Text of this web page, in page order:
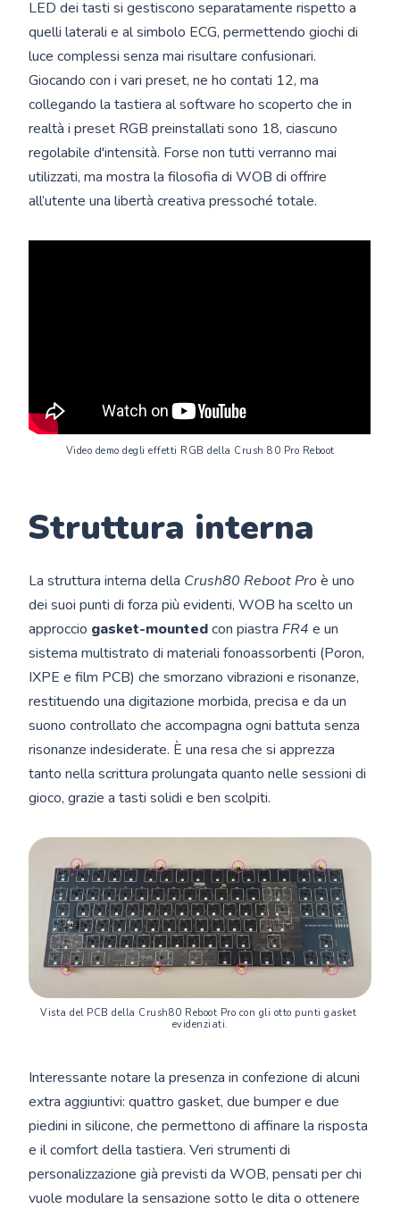
LED dei tasti si gestiscono separatamente rispetto a
quelli laterali e al simbolo ECG, permettendo giochi di
luce complessi senza mai risultare confusionari.
Giocando con i vari preset, ne ho contati 12, ma
collegando la tastiera al software ho scoperto che in
realtà i preset RGB preinstallati sono 18, ciascuno
regolabile d'intensità. Forse non tutti verranno mai
utilizzati, ma mostra la filosofia di WOB di offrire
all’utente una libertà creativa pressoché totale.
Video demo degli effetti RGB della Crush 80 Pro Reboot
Struttura interna
La struttura interna della Crush80 Reboot Proè uno
dei suoi punti di forza più evidenti, WOB ha scelto un
approccio gasket-mountedcon piastra FR4 e un
sistema multistrato di materiali fonoassorbenti (Poron,
IXPE e film PCB) che smorzano vibrazioni e risonanze,
restituendo una digitazione morbida, precisa e da un
suono controllato che accompagna ogni battuta senza
risonanze indesiderate. È una resa che si apprezza
tanto nella scrittura prolungata quanto nelle sessioni di
gioco, grazie a tasti solidi e ben scolpiti.
Vista del PCB della Crush80 Reboot Pro con gli otto punti gasket
evidenziati.
Interessante notare la presenza in confezione di alcuni
extra aggiuntivi: quattro gasket, due bumper e due
piedini in silicone, che permettono di affinare la risposta
e il comfort della tastiera. Veri strumenti di
personalizzazione già previsti da WOB, pensati per chi
vuole modulare la sensazione sotto le dita o ottenere